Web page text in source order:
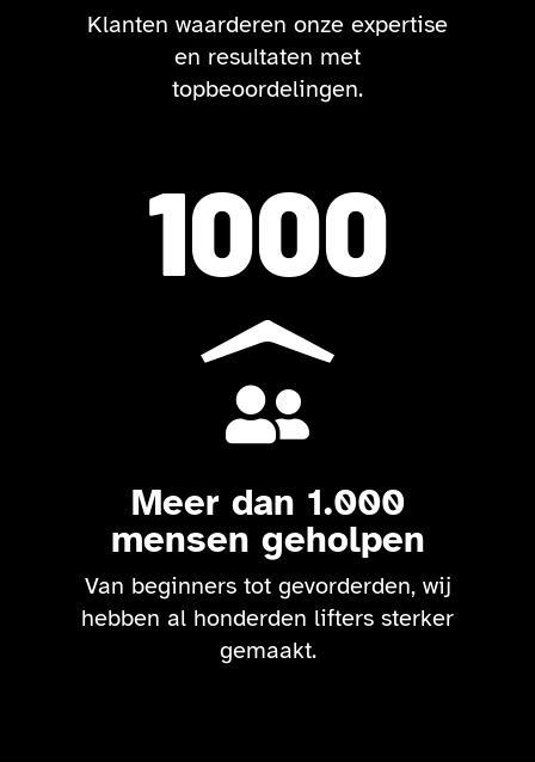
Klanten waarderen onze expertise
en resultaten met
topbeoordelingen.
1000

Meer dan 1.000
mensen geholpen
Van beginners tot gevorderden, wij
hebben al honderden lifters sterker
gemaakt.